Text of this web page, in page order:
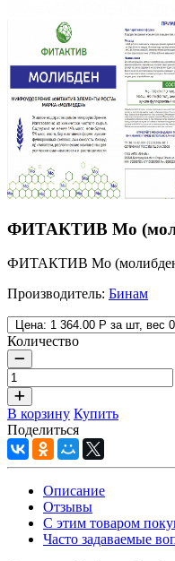
ФИТАКТИВ Мо
ФИТАКТИВ Мо (молибден) -
Производитель: Бинам
Количество
В корзину Купить
Поделиться
Описание
Отзывы
С этим товаром
Часто задаваемые